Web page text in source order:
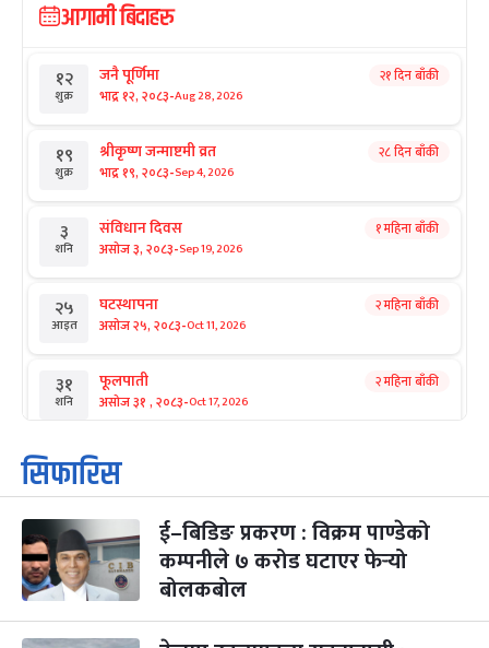
आगामी बिदाहरु
१२
शुक्र
जनै पूर्णिमा
भाद्र १२, २०८३-Aug 28, 2026
२१ दिन बाँकी
१९
शुक्र
श्रीकृष्ण जन्माष्टमी व्रत
भाद्र १९, २०८३-Sep 4, 2026
२८ दिन बाँकी
३
शनि
संविधान दिवस
असोज ३, २०८३-Sep 19, 2026
१ महिना बाँकी
२५
आइत
घटस्थापना
असोज २५, २०८३-Oct 11, 2026
२ महिना बाँकी
३१
शनि
फूलपाती
असोज ३१ , २०८३-Oct 17, 2026
२ महिना बाँकी
१
आइत
कार्तिक सङ्क्रान्ति
कार्तिक १, २०८३
३
मंगल
महानवमी
कार्तिक ३, २०८३-Oct 20, 2026
२ महिना बाँकी
४
सिफारिस
ई–बिडिङ प्रकरण : विक्रम पाण्डेको
कम्पनीले ७ करोड घटाएर फेर्‍यो
बोलकबोल